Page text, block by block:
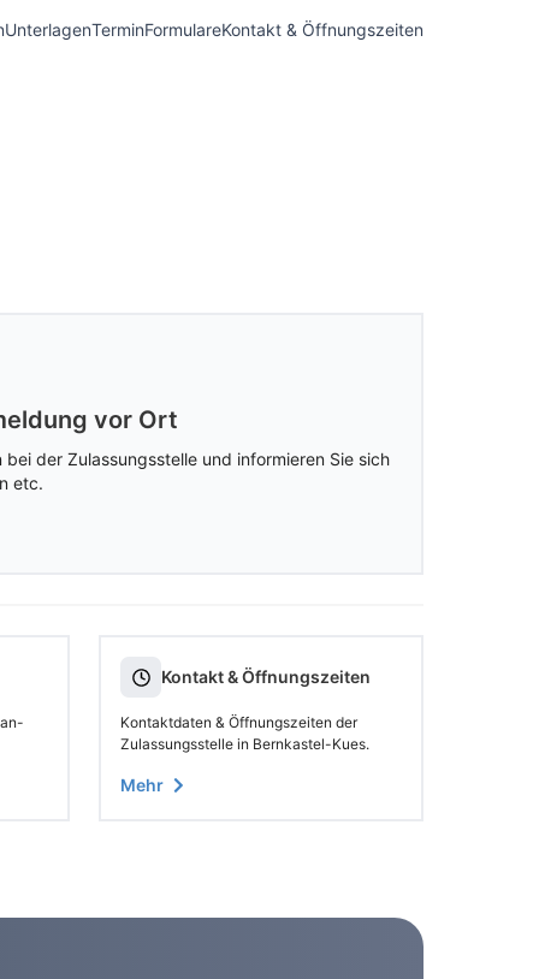
UnterlagenTerminFormulareKontakt & Öffnungszeiten
vor Ort
bei der Zulassungsstelle und informieren Sie sich
etc.
Kontakt & Öffnungszeiten
Kontaktdaten & Öffnungszeiten der
Zulassungsstelle in Bernkastel-Kues.
Mehr